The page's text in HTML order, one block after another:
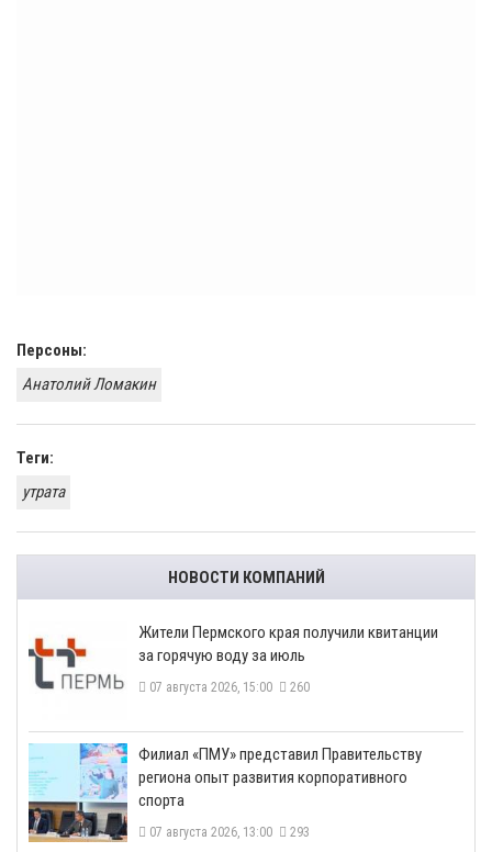
Персоны:
Анатолий Ломакин
Теги:
утрата
НОВОСТИ КОМПАНИЙ
​Жители Пермского края получили квитанции
за горячую воду за июль
07 августа 2026, 15:00 260
​Филиал «ПМУ» представил Правительству
региона опыт развития корпоративного
спорта
07 августа 2026, 13:00 293